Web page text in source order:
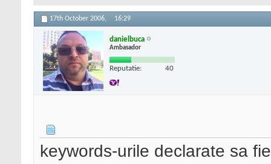
17th October 2006, 16:29
danielbuca
Ambasador
Reputatie: 40
keywords-urile declarate sa